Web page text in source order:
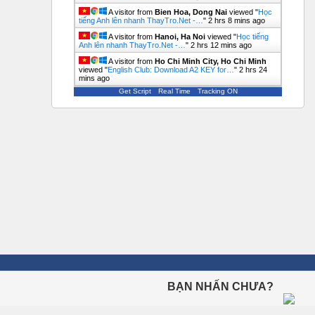
A visitor from Bien Hoa, Dong Nai viewed "Học
tiếng Anh lên nhanh ThayTro.Net -…" 2 hrs 8 mins ago
A visitor from Hanoi, Ha Noi viewed "Học tiếng
Anh lên nhanh ThayTro.Net -…" 2 hrs 12 mins ago
A visitor from Ho Chi Minh City, Ho Chi Minh
viewed "English Club: Download A2 KEY for…" 2 hrs 24
mins ago
Get Script Real Time Tracking ON
BẠN NHẤN CHƯA?